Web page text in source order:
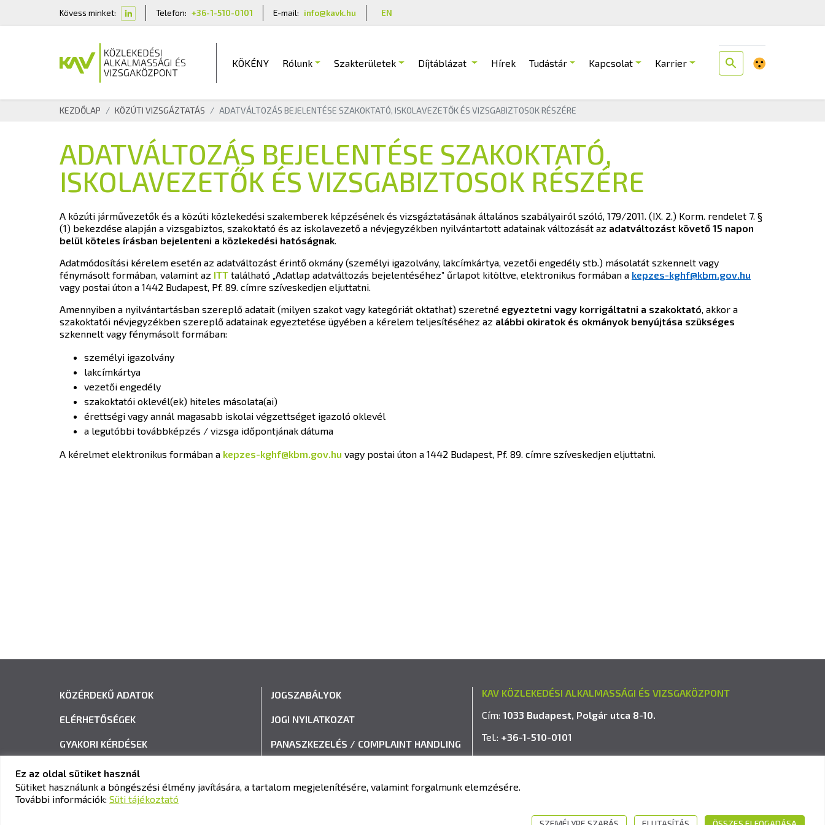
Kövess minket: Telefon: +36-1-510-0101 E-mail: info@kavk.hu EN
KÖKÉNY Rólunk Szakterületek Díjtáblázat Hírek Tudástár Kapcsolat Karrier
KEZDŐLAP KÖZÚTI VIZSGÁZTATÁS ADATVÁLTOZÁS BEJELENTÉSE SZAKOKTATÓ, ISKOLAVEZETŐK ÉS VIZSGABIZTOSOK RÉSZÉRE
ADATVÁLTOZÁS BEJELENTÉSE SZAKOKTATÓ,
ISKOLAVEZETŐK ÉS VIZSGABIZTOSOK RÉSZÉRE
A közúti járművezetők és a közúti közlekedési szakemberek képzésének és vizsgáztatásának általános szabályairól szóló, 179/2011. (IX. 2.) Korm. rendelet 7. §
(1) bekezdése alapján a vizsgabiztos, szakoktató és az iskolavezető a névjegyzékben nyilvántartott adatainak változását az adatváltozást követő 15 napon
belül köteles írásban bejelenteni a közlekedési hatóságnak
Adatmódosítási kérelem esetén az adatváltozást érintő okmány (személyi igazolvány, lakcímkártya, vezetői engedély stb.) másolatát szkennelt vagy
fénymásolt formában, valamint az ITT található „Adatlap adatváltozás bejelentéséhez” űrlapot kitöltve, elektronikus formában a kepzes-kghf@kbm.gov.hu
vagy postai úton a 1442 Budapest, Pf. 89. címre szíveskedjen eljuttatni.
Amennyiben a nyilvántartásban szereplő adatait (milyen szakot vagy kategóriát oktathat) szeretné egyeztetni vagy korrigáltatni a szakoktató , akkor a
szakoktatói névjegyzékben szereplő adatainak egyeztetése ügyében a kérelem teljesítéséhez az alábbi okiratok és okmányok benyújtása szükséges
szkennelt vagy fénymásolt formában:
személyi igazolvány
lakcímkártya
vezetői engedély
szakoktatói oklevél(ek) hiteles másolata(ai)
érettségi vagy annál magasabb iskolai végzettséget igazoló oklevél
a legutóbbi továbbképzés / vizsga időpontjának dátuma
A kérelmet elektronikus formában a kepzes-kghf@kbm.gov.hu vagy postai úton a 1442 Budapest, Pf. 89. címre szíveskedjen eljuttatni.
KÖZÉRDEKŰ ADATOK
ELÉRHETŐSÉGEK
GYAKORI KÉRDÉSEK
ADATVÉDELEM
HÍRLEVÉL FELIRATKOZÁS
JOGSZABÁLYOK
JOGI NYILATKOZAT
PANASZKEZELÉS / COMPLAINT HANDLING
IMPRESSZUM
KAV KÖZLEKEDÉSI ALKALMASSÁGI ÉS VIZSGAKÖZPONT
Cím:1033 Budapest, Polgár utca 8-10.
Tel.: +36-1-510-0101
E-mail:info@kavk.hu
Ez az oldal sütiket használ
Sütiket használunk a böngészési élmény javítására, a tartalom megjelenítésére, valamint forgalmunk elemzésére.
További információk: Süti tájékoztató